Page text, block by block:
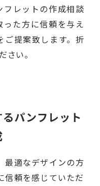
フレットの作成相談
た方に信頼を与え
ご提案致します。折
さい。
パンフレット
最適なデザインの方
信頼を感じていただ